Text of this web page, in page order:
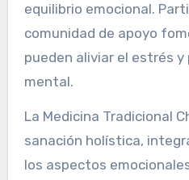
equilibrio emocional.
comunidad de apoyo
pueden aliviar el estrés
mental.
La Medicina Tradicional
sanación holística,
los aspectos